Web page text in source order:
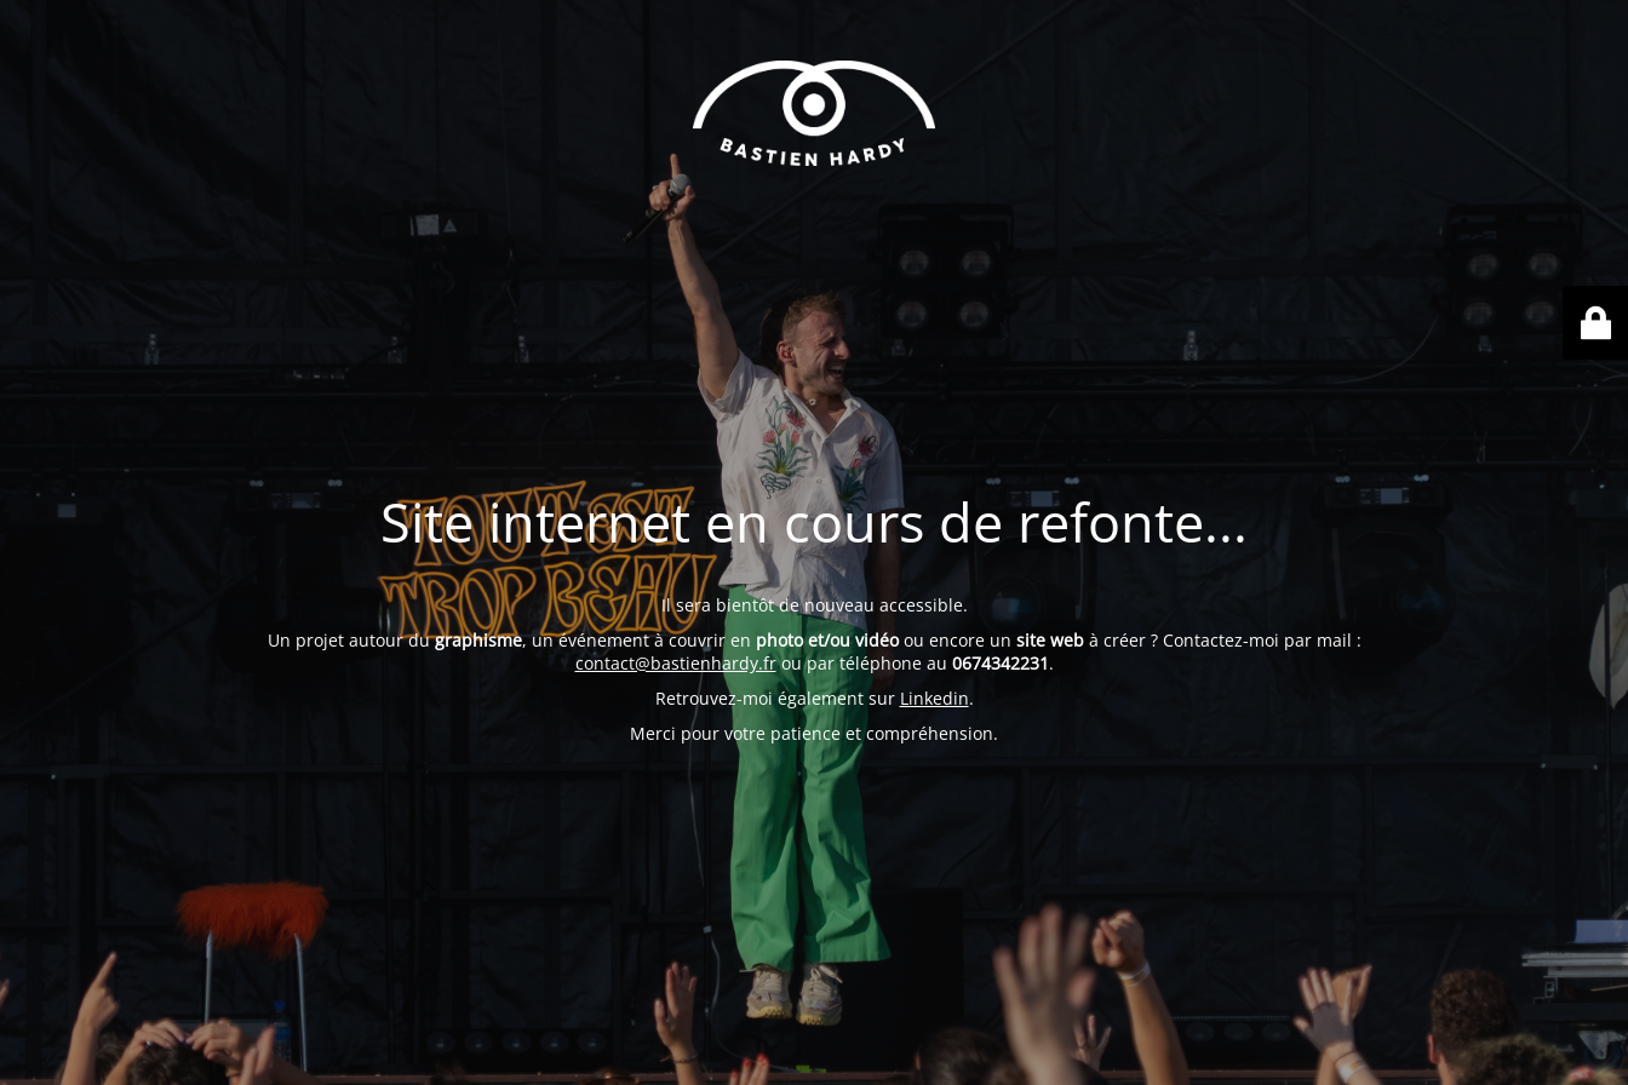
Site internet en cours de refonte...
Il sera bientôt de nouveau accessible.
Un projet autour dugraphisme, un événement à couvrir en photo et/ou vidéoou encore un site webà créer ? Contactez-moi par mail :
contact@bastienhardy.frou par téléphone au 0674342231.
Retrouvez-moi également sur Linkedin.
Merci pour votre patience et compréhension.